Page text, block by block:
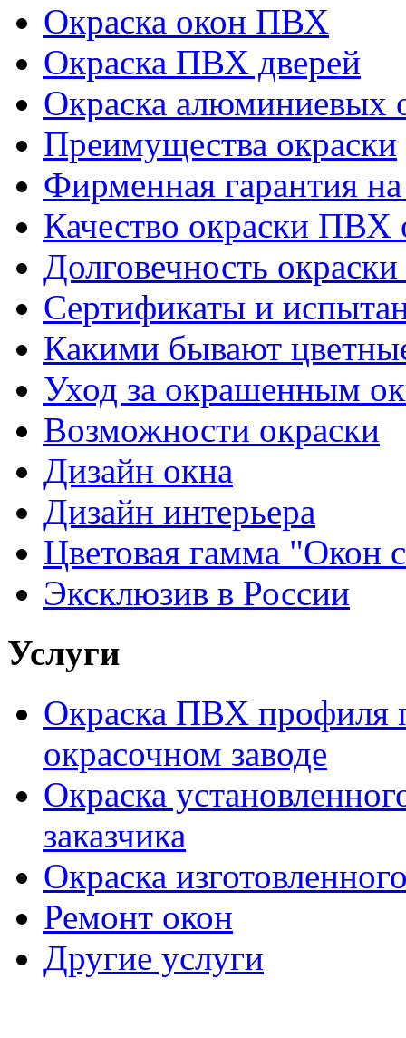
Окраска окон ПВХ
Окраска ПВХ дверей
Окраска алюминиевых
Преимущества окраски
Фирменная гарантия
Качество окраски ПВХ
Долговечность
Сертификаты и
Какими бывают
Уход за окрашенным
Возможности окраски
Дизайн окна
Дизайн интерьера
Цветовая гамма "Окон
Эксклюзив в России
Услуги
Окраска ПВХ профиля
окрасочном заводе
Окраска
заказчика
Окраска
Ремонт окон
Другие услуги